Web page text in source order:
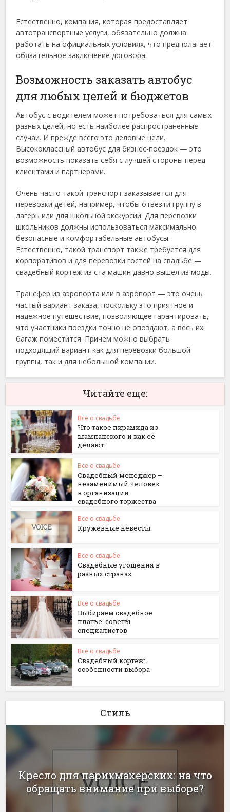
Естественно, компания, которая предоставляет
автотранспортные услуги, обязательно должна
работать на официальных условиях, что предполагает
обязательное заключение договора.
Возможность заказать автобус
для любых целей и бюджетов
Автобус с водителем может потребоваться для самых
разных целей, но есть наиболее распространенные
случаи. И прежде всего это деловые цели.
Высококлассный автобус для бизнес-поездок — это
возможность показать себя с лучшей стороны перед
клиентами и партнерами.
Очень часто такой транспорт заказывается для
перевозки детей, например, чтобы отвезти группу в
лагерь или для школьной экскурсии. Для перевозки
школьников должны использоваться максимально
безопасные и комфортабельные автобусы.
Естественно, такой транспорт также требуется для
корпоративов и для перевозки гостей на свадьбе —
свадебный кортеж из ста машин давно вышел из моды.
Трансфер из аэропорта или в аэропорт — это очень
частый вариант заказа, поскольку это приятное и
надежное путешествие, позволяющее гарантировать,
что участники поездки точно не опоздают, а весь их
багаж поместится. Причем можно выбрать
подходящий вариант как для перевозки большой
группы, так и для небольшой компании.
Читайте еще:
Все о свадьбе
Что такое пирамида из
шампанского и как её
делают
Все о свадьбе
Свадебный менеджер –
незаменимый человек
в организации
свадебного торжества
Все о свадьбе
Кружевные невесты
Все о свадьбе
Свадебные угощения в
разных странах
Все о свадьбе
Выбираем свадебное
платье: советы
специалистов
Все о свадьбе
Свадебный кортеж:
особенности выбора
Стиль
Кресло для парикмахерских: на что
обращать внимание при выборе?